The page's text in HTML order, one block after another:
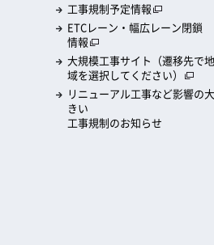
工事規制予定情報
ETCレーン・幅広レーン閉鎖
情報
大規模工事サイト（遷移先で
域を選択してください）
リニューアル工事など影響の
きい
工事規制のお知らせ